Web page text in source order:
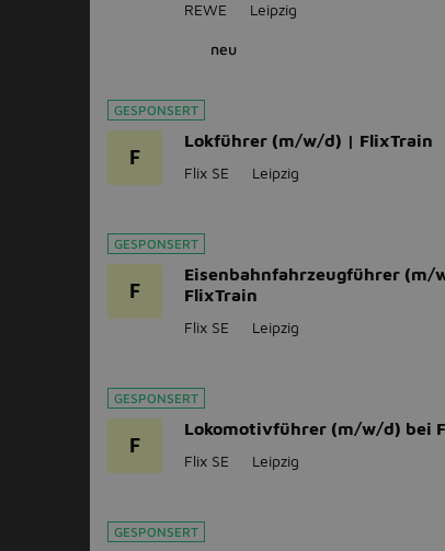
REWE Leipzig
neu
GESPONSERT
F
Lokführer (m/w/d) | FlixTrain
Flix SE Leipzig
GESPONSERT
F
Eisenbahnfahrzeugführer (m/
FlixTrain
Flix SE Leipzig
GESPONSERT
F
Lokomotivführer (m/w/d) bei
Flix SE Leipzig
GESPONSERT